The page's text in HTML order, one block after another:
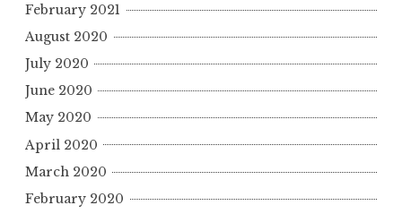
February 2021
August 2020
July 2020
June 2020
May 2020
April 2020
March 2020
February 2020